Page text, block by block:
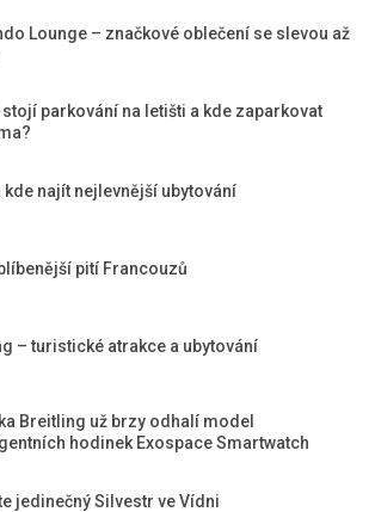
Lounge – značkové oblečení se slevou až
parkování na letišti a kde zaparkovat
kde najít nejlevnější ubytování
pití Francouzů
– turistické atrakce a ubytování
Breitling už brzy odhalí model
hodinek Exospace Smartwatch
jedinečný Silvestr ve Vídni